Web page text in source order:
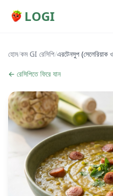
LOGI
হোম/কম GI রেসিপি/এরটেনসুপ
← রেসিপিতে ফিরে যান